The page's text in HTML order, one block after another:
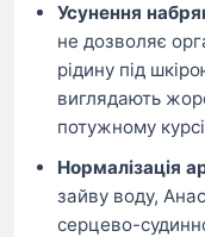
Усунення
не дозволяє
рідину під
виглядають
потужному
Нормалізація
зайву воду,
серцево-